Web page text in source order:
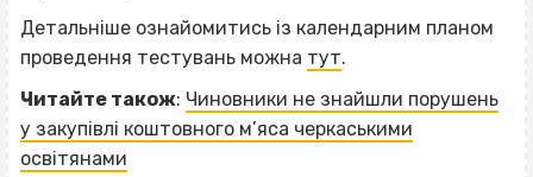
Детальніше ознайомитись із календарним планом
проведення тестувань можна тут.
Читайте також: Чиновники не знайшли порушень
у закупівлі коштовного м’яса черкаськими
освітянами